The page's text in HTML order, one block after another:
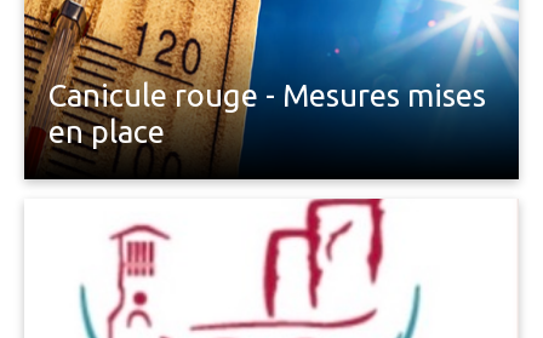
Canicule rouge - Mesures mises
en place